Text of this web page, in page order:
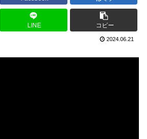
LINE コピー
2024.06.21